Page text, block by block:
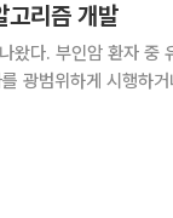
고리즘 개발
왔다. 부인암 환자 중
광범위하게 시행하
해 기본적으로